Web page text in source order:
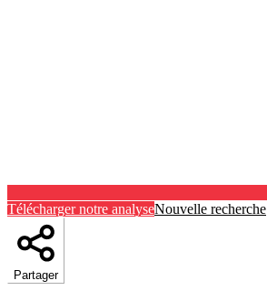
Télécharger notre analyseNouvelle recherche
Partager